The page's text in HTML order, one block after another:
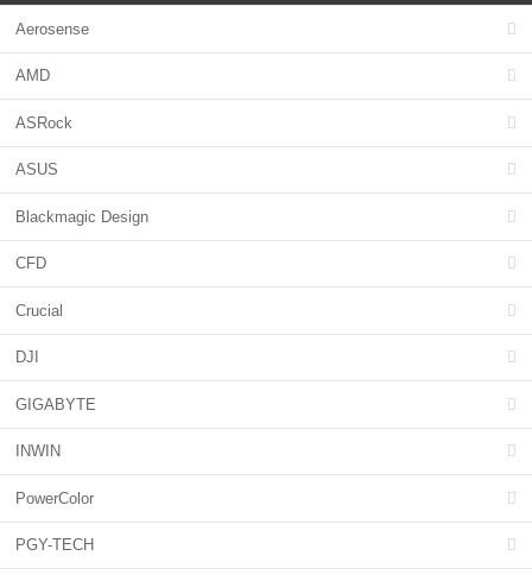
Aerosense
AMD
ASRock
ASUS
Blackmagic Design
CFD
Crucial
DJI
GIGABYTE
INWIN
PowerColor
PGY-TECH